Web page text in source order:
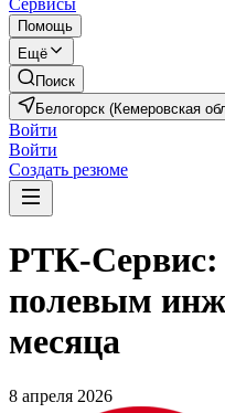
Сервисы
Помощь
Ещё
Поиск
Белогорск (Кемеровская
Войти
Войти
Создать резюме
РТК-Сервис:
полевым
месяца
8 апреля 2026